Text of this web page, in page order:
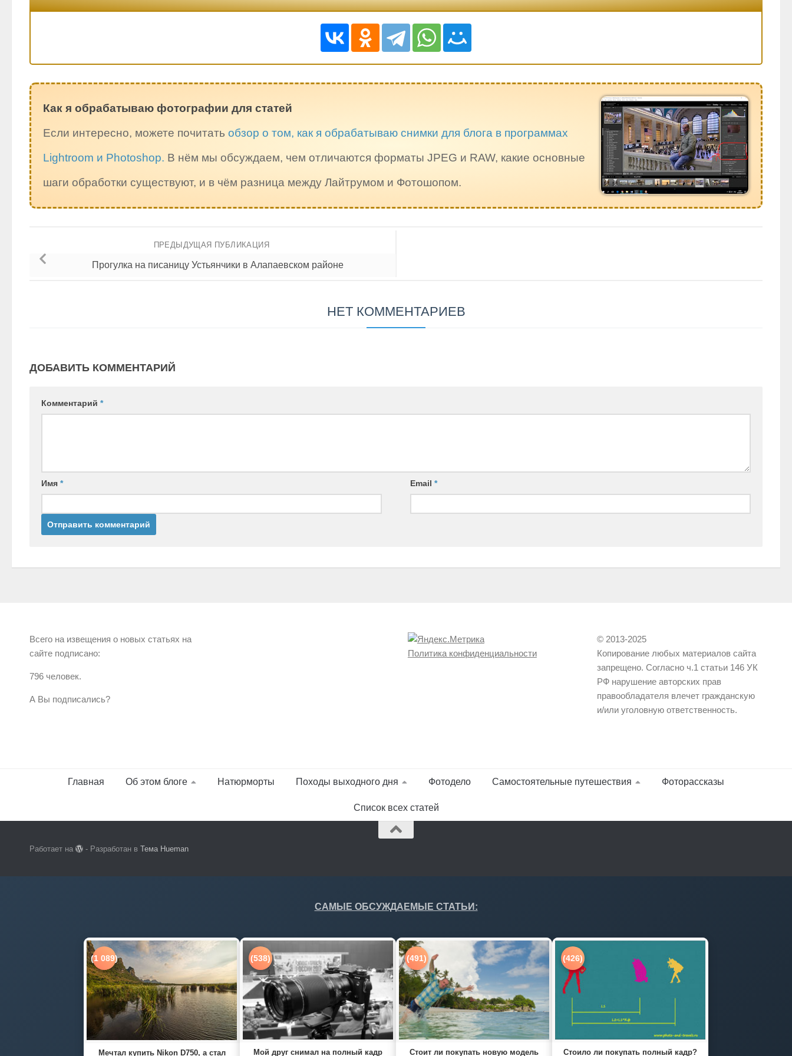
Как я обрабатываю фотографии для статей
Если интересно, можете почитать обзор о том, как я обрабатываю снимки для блога в программах
Lightroom и Photoshop. В нём мы обсуждаем, чем отличаются форматы JPEG и RAW, какие основные
шаги обработки существуют, и в чём разница между Лайтрумом и Фотошопом.
ПРЕДЫДУЩАЯ ПУБЛИКАЦИЯ
Прогулка на писаницу Устьянчики в Алапаевском районе
НЕТ КОММЕНТАРИЕВ
ДОБАВИТЬ КОММЕНТАРИЙ
Комментарий *
Имя * Email*
Всего на извещения о новых статьях на
сайте подписано:
796 человек.
А Вы подписались?
Политика конфиденциальности
© 2013-2025
Копирование любых материалов сайта
запрещено. Согласно ч.1 статьи 146 УК
РФ нарушение авторских прав
правообладателя влечет гражданскую
и/или уголовную ответственность.
Главная Об этом блоге Натюрморты Походы выходного дня Фотодело Самостоятельные путешествия Фоторассказы
Список всех статей
Работает на - Разработан вТема Hueman
САМЫЕ ОБСУЖДАЕМЫЕ СТАТЬИ:
(1 089)
Мечтал купить Nikon D750, а стал
(538)
Мой друг снимал на полный кадр
(491)
Стоит ли покупать новую модель
(426)
Стоило ли покупать полный кадр?